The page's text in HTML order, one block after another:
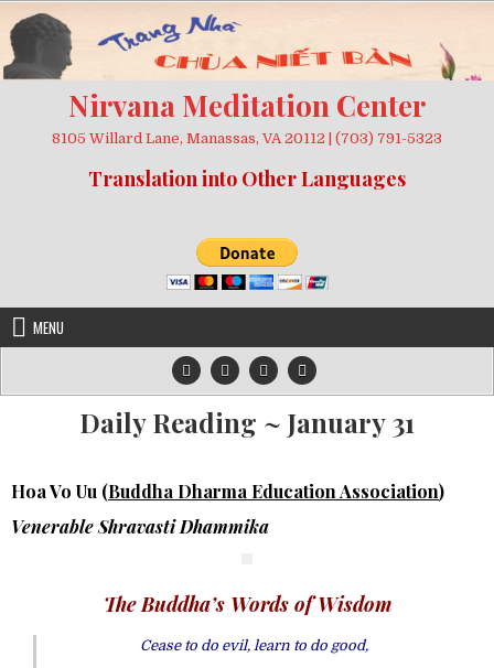
to
content
Nirvana Meditation Center
8105 Willard Lane, Manassas, VA 20112 | (703) 791-5323
Translation into Other Languages
MENU
Daily Reading ~ January 31
Hoa Vo Uu (Buddha Dharma Education Association)
Venerable Shravasti Dhammika
The Buddha’s Words of Wisdom
Cease to do evil, learn to do good,